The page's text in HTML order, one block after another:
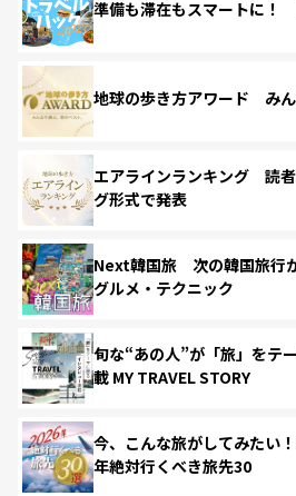
準備も滞在もスマートに！
地球の歩き方アワード みん
エアラインランキング 読
グ形式で発表
Next韓国旅 次の韓国旅行
グルメ・テクニック
旬な“あの人”が「旅」をテ
載 MY TRAVEL STORY
今、こんな旅がしてみたい
年絶対行くべき旅先30